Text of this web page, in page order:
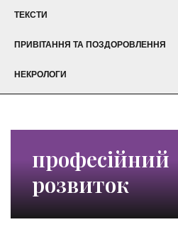
ТЕКСТИ
ПРИВІТАННЯ ТА ПОЗДОРОВЛЕННЯ
НЕКРОЛОГИ
професійний
розвиток